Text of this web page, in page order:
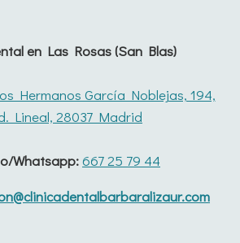
en Las Rosas (San Blas)
Hermanos García Noblejas, 194,
Lineal, 28037 Madrid
Whatsapp:667 25 79 44